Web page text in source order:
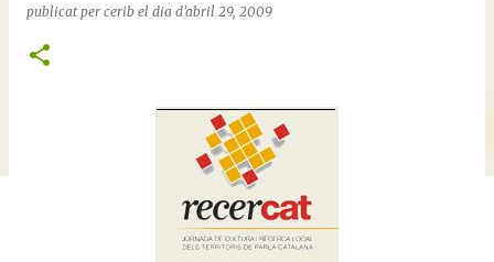
publicat per cerib el dia d’abril 29, 2009